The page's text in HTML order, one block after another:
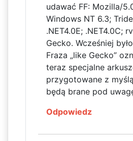
udawać FF: Mozilla/
Windows NT 6.3;
.NET4.0E; .NET4.0C;
Gecko. Wcześniej
Fraza „like Gecko”
teraz specjalne
przygotowane z
będą brane pod
Odpowiedz